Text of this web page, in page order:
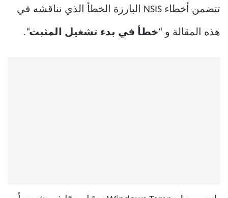
تتضمن أخطاء NSIS البارزة الخطأ الذي نناقشه في
هذه المقالة و “خطأ في بدء تشغيل المثبت“.